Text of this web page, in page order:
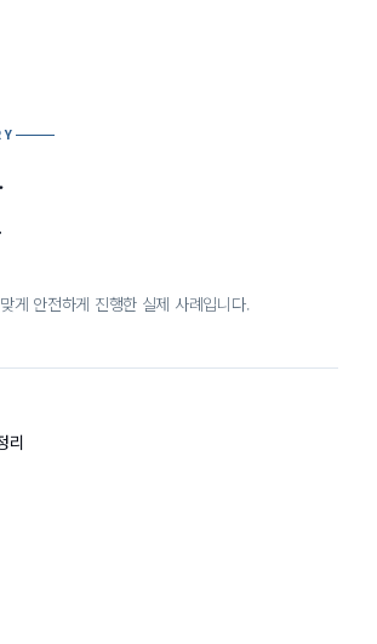
게 안전하게 진행한 실제 사례입니다.